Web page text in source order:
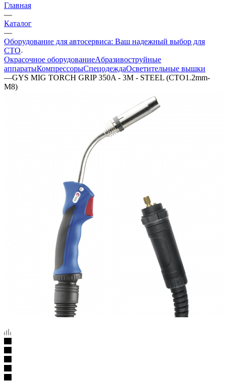
Главная
—
Каталог
—
Оборудование для автосервиса: Ваш надежный выбор для
СТО
Окрасочное оборудованиеAбразивоструйные
аппаратыКомпрессорыСпецодеждаОсветительные вышки
—GYS MIG TORCH GRIP 350A - 3M - STEEL (CTO1.2mm-
M8)